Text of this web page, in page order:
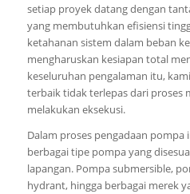
setiap proyek datang dengan
yang membutuhkan efisiensi
ketahanan sistem dalam beban
mengharuskan kesiapan total
keseluruhan pengalaman itu,
terbaik tidak terlepas dari proses
melakukan eksekusi.
Dalam proses pengadaan
berbagai tipe pompa yang
lapangan. Pompa submersible,
hydrant, hingga berbagai merek